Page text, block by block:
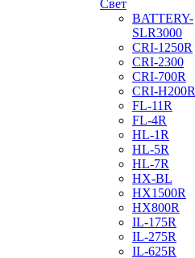
Cвет
BATTERY-
SLR3000
CRI-1250R
CRI-2300
CRI-700R
CRI-H200R
FL-11R
FL-4R
HL-1R
HL-5R
HL-7R
HX-BL
HX1500R
HX800R
IL-175R
IL-275R
IL-625R